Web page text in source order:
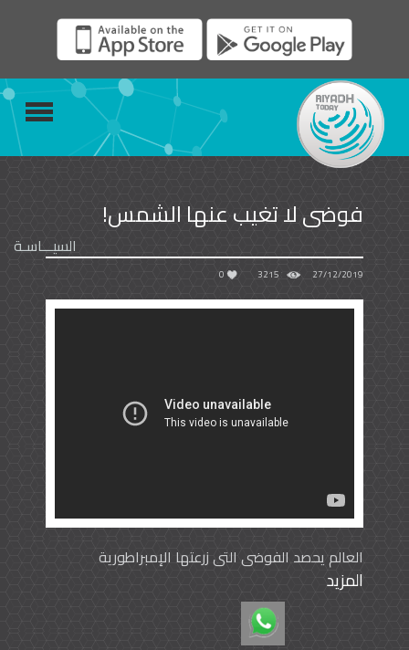
فوضى لا تغيب عنها الشمس!
السيـــاسـة
27/12/2019
3215
0
العالم يحصد الفوضى التي زرعتها الإمبراطورية
البريطانية
المزيد